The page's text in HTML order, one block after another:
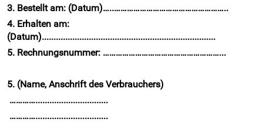
3. Bestellt am: (Datum)…..……………………………………………..
4. Erhalten am:
(Datum)..........................................................................
5. Rechnungsnummer: ………………………………………………...
5. (Name, Anschrift des Verbrauchers)
…………...............................
…………...............................